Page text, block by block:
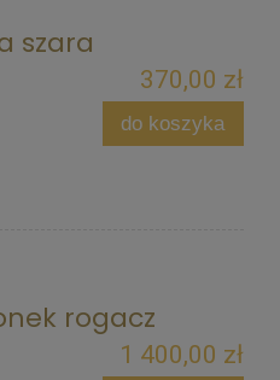
szara
370,00 zł
do koszyka
rogacz
1 400,00 zł